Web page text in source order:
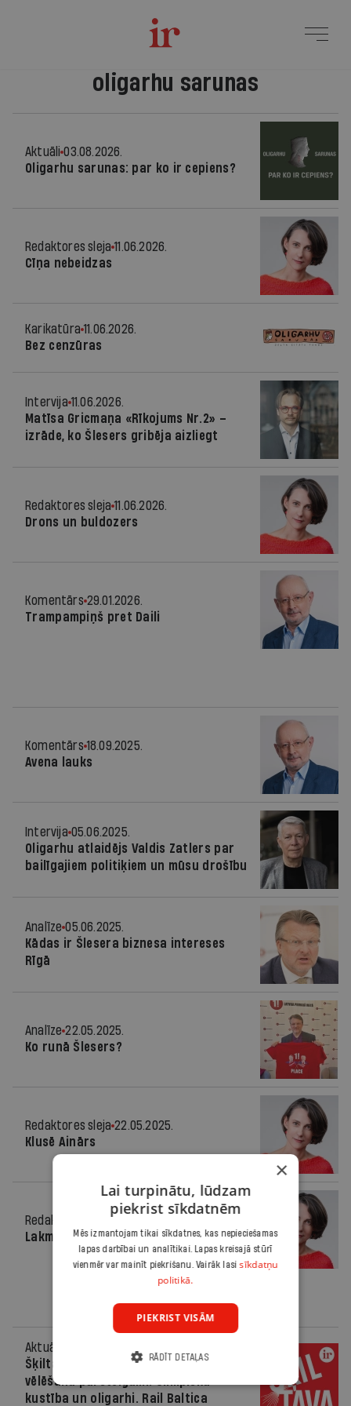
oligarhu sarunas
Aktuāli 03.08.2026.
Oligarhu sarunas: par ko ir cepiens?
Redaktores sleja 11.06.2026.
Cīņa nebeidzas
Karikatūra 11.06.2026.
Bez cenzūras
Intervija 11.06.2026.
Matīsa Gricmaņa «Rīkojums Nr.2» –
izrāde, ko Šlesers gribēja aizliegt
Redaktores sleja 11.06.2026.
Drons un buldozers
Komentārs 29.01.2026.
Trampampiņš pret Daili
Komentārs 18.09.2025.
Avena lauks
Intervija 05.06.2025.
Oligarhu atlaidējs Valdis Zatlers par
bailīgajiem politiķiem un mūsu drošību
Analīze 05.06.2025.
Kādas ir Šlesera biznesa intereses
Rīgā
Analīze 22.05.2025.
Ko runā Šlesers?
Redaktores sleja 22.05.2025.
Klusē Ainārs
Redaktores sleja
Lakmusa papīrs
Aktuāli
Šķiltava nr. 217: Eiropas Parlamenta
vēlēšanu pārsteigumi. Olimpiskā
kustība un oligarhi. Rail Baltica
×
Lai turpinātu, lūdzam
piekrist sīkdatnēm
Mēs izmantojam tikai sīkdatnes, kas nepieciešamas
lapas darbībai un analītikai. Lapas kreisajā stūrī
vienmēr var mainīt piekrišanu. Vairāk lasisīkdatņu
politikā.
PIEKRIST VISĀM
RĀDĪT DETAĻAS